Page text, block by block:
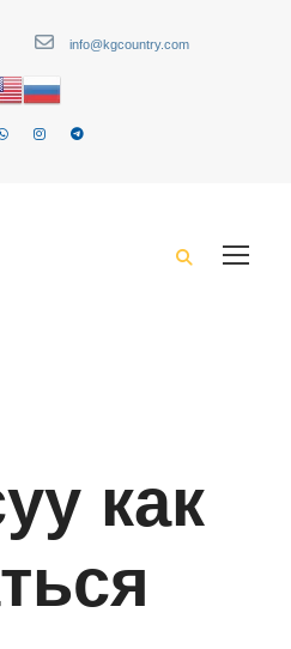
info@kgcountry.com
как